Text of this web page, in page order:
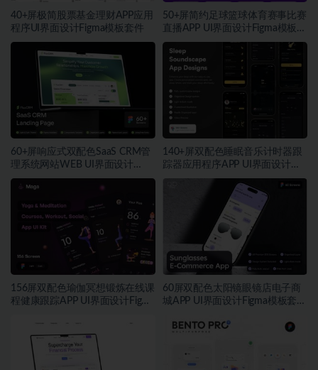
40+屏极简股票基金理财APP应用
程序UI界面设计Figma模板套件
50+屏简约足球篮球体育赛事比赛
直播APP UI界面设计Figma模板套
件
60+屏响应式双配色SaaS CRM管
理系统网站WEB UI界面设计
Figma模板套件
140+屏双配色睡眠音乐计时器跟
踪器应用程序APP UI界面设计
Figma模板
156屏双配色瑜伽冥想锻炼在线课
程健康跟踪APP UI界面设计Figma
60屏双配色太阳镜眼镜店电子商
城APP UI界面设计Figma模板套件